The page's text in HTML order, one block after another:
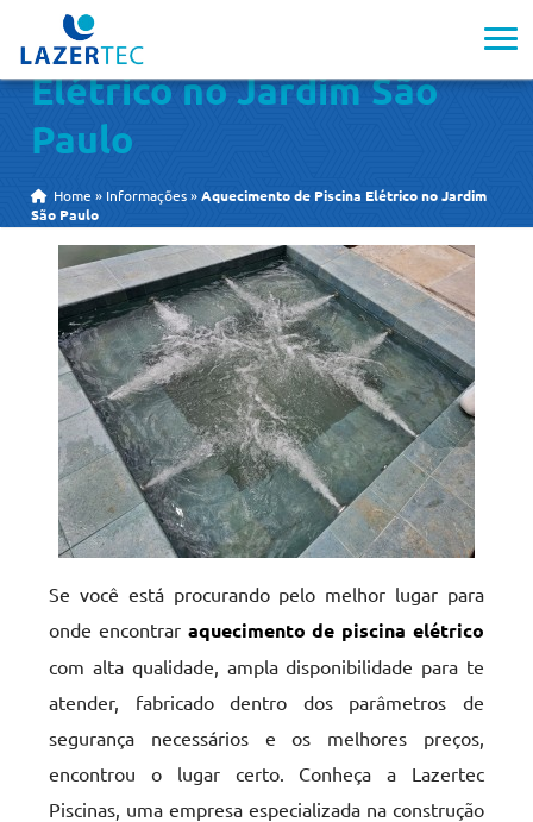
Aquecimento de Piscina
Elétrico no Jardim São
Paulo
Home » Informações »Aquecimento de Piscina Elétrico no Jardim
São Paulo
Se você está procurando pelo melhor lugar para
onde encontrar aquecimento de piscina elétrico
com alta qualidade, ampla disponibilidade para te
atender, fabricado dentro dos parâmetros de
segurança necessários e os melhores preços,
encontrou o lugar certo. Conheça a Lazertec
Piscinas, uma empresa especializada na construção